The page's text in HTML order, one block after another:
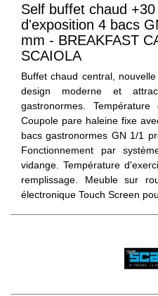
Self buffet chaud
d'exposition 4 bacs
mm - BREAKFAST
SCAIOLA
Buffet chaud central,
design moderne et
gastronormes.
Coupole pare haleine fixe
bacs gastronormes GN 1/1
Fonctionnement par
vidange. Température
remplissage. Meuble sur
électronique Touch Screen